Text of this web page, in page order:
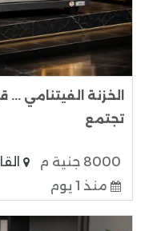
الخزنة الفيتنامي
تجتمع
8000 جنية م
منذ 1 يوم